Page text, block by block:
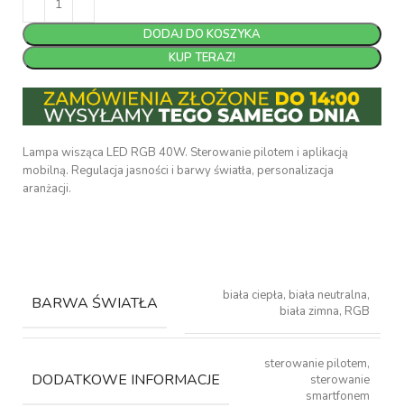
DODAJ DO KOSZYKA
KUP TERAZ!
Lampa wisząca LED RGB 40W. Sterowanie pilotem i aplikacją
mobilną. Regulacja jasności i barwy światła, personalizacja
aranżacji.
BARWA ŚWIATŁA
biała ciepła, biała neutralna,
biała zimna, RGB
DODATKOWE INFORMACJE
sterowanie pilotem,
sterowanie
smartfonem